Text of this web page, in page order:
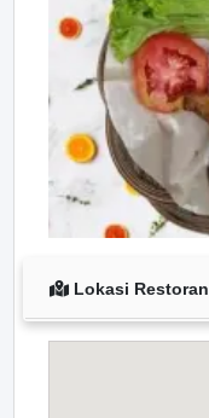
Lokasi Restoran